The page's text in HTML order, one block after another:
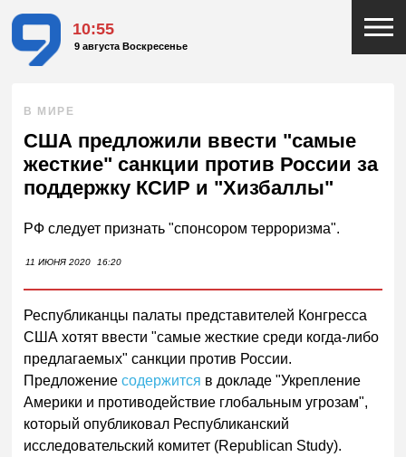
10:55
9 августа Воскресенье
В МИРЕ
США предложили ввести "самые
жесткие" санкции против России за
поддержку КСИР и "Хизбаллы"
РФ следует признать "спонсором терроризма".
11 ИЮНЯ 2020 16:20
Республиканцы палаты представителей Конгресса
США хотят ввести "самые жесткие среди когда-либо
предлагаемых" санкции против России.
Предложениесодержится в докладе "Укрепление
Америки и противодействие глобальным угрозам",
который опубликовал Республиканский
исследовательский комитет (Republican Study).